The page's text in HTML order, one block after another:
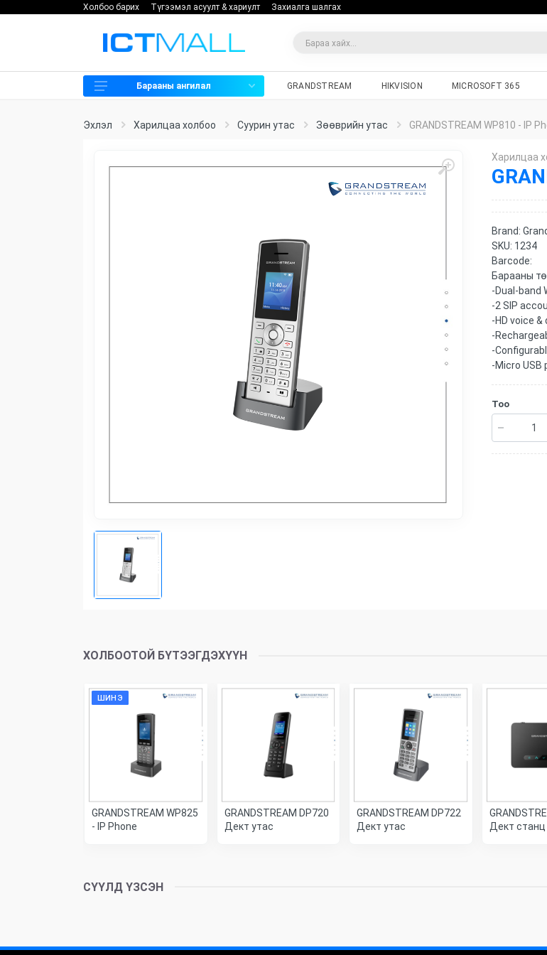
Холбоо барих Түгээмэл асуулт & хариулт Захиалга шалгах
Барааны ангилал GRANDSTREAM HIKVISION MICROSOFT 365
Эхлэл Харилцаа холбоо Cуурин утас Зөөврийн утас GRANDSTREAM WP810 - IP
Харилцаа
Brand:
SKU: 1234
Barcode:
Барааны
-Dual-band
-2 SIP
-HD voice
-
-
-Micro USB
Тоо
ХОЛБООТОЙ БҮТЭЭГДЭХҮҮН
ШИНЭ
GRANDSTREAM WP825
- IP Phone
GRANDSTREAM DP720
Дект утас
GRANDSTREAM DP722
Дект утас
Дект станц
СҮҮЛД ҮЗСЭН